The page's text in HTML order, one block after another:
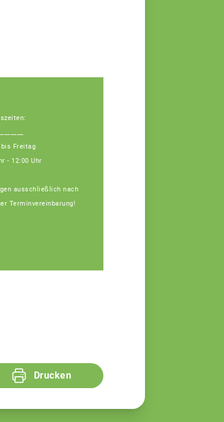
Freitag
- 12:00 Uhr
ausschließlich nach
Terminvereinbarung!
Drucken